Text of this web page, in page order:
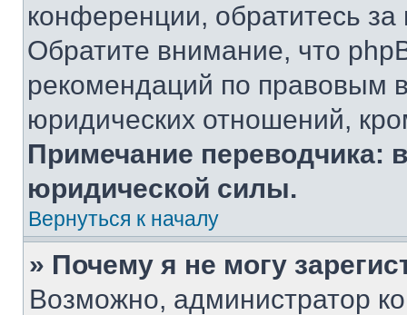
конференции, обратитесь
Обратите внимание, что
рекомендаций по правовым
юридических отношений,
Примечание переводчика:
юридической силы.
Вернуться к началу
» Почему я не могу
Возможно, администратор